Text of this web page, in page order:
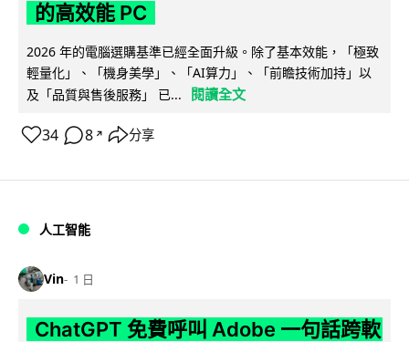
的高效能 PC
2026 年的電腦選購基準已經全面升級。除了基本效能，「極致
輕量化」、「機身美學」、「AI算力」、「前瞻技術加持」以
及「品質與售後服務」 已...
閱讀全文
34 8 ↗ 分享
人工智能
Vin 1 日
ChatGPT 免費呼叫 Adobe 一句話跨軟